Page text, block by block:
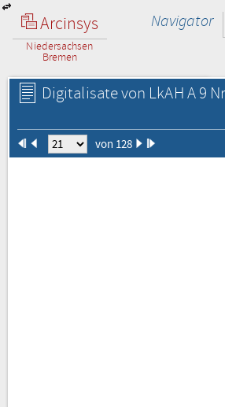
Arcinsys
Niedersachsen
Bremen
Navigator
Digitalisate von LkAH A 9
von 128